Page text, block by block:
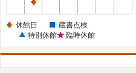
休
日
休館日
蔵書点検
特別休館
臨時休館